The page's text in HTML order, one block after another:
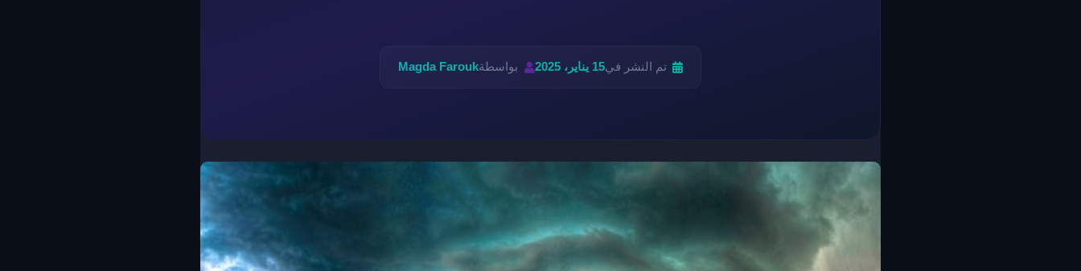
تم النشر في15 يناير، 2025 بواسطةMagda Farouk